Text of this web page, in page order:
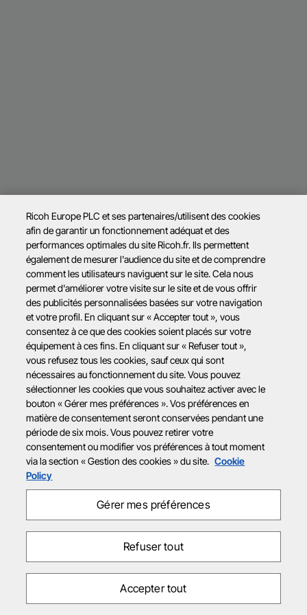
Ricoh Europe PLC et ses partenaires/utilisent des cookies
afin de garantir un fonctionnement adéquat et des
performances optimales du site Ricoh.fr. Ils permettent
également de mesurer l'audience du site et de comprendre
comment les utilisateurs naviguent sur le site. Cela nous
permet d'améliorer votre visite sur le site et de vous offrir
des publicités personnalisées basées sur votre navigation
et votre profil. En cliquant sur « Accepter tout », vous
consentez à ce que des cookies soient placés sur votre
équipement à ces fins. En cliquant sur « Refuser tout »,
vous refusez tous les cookies, sauf ceux qui sont
nécessaires au fonctionnement du site. Vous pouvez
sélectionner les cookies que vous souhaitez activer avec le
bouton « Gérer mes préférences ». Vos préférences en
matière de consentement seront conservées pendant une
période de six mois. Vous pouvez retirer votre
consentement ou modifier vos préférences à tout moment
via la section « Gestion des cookies » du site. Cookie
Policy
Gérer mes préférences
Refuser tout
Accepter tout